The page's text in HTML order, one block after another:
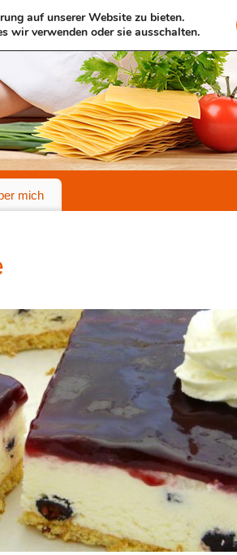
mich
auf unserer Website zu bieten.
wir verwenden oder sie ausschalten.